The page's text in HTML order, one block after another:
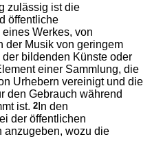
zulässig ist die
öffentliche
Werkes, von
der Musik von geringem
bildenden Künste oder
einer Sammlung, die
Urhebern vereinigt und die
den Gebrauch während
ist.2 In den
der öffentlichen
anzugeben, wozu die